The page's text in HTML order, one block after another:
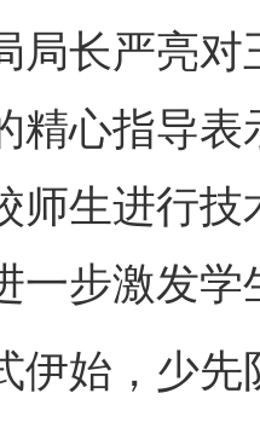
局长严亮
精心指导
师生进行
一步激发学
始，少先